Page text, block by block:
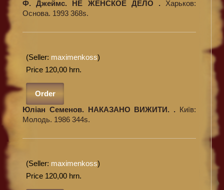
Ф. Джеймс. НЕ ЖЕНСКОЕ ДЕЛО . Харьков:
Основа. 1993 368s.
(Seller: maximenkoss)
Price 120,00 hrn.
Order
Юліан Семенов. НАКАЗАНО ВИЖИТИ. . Київ:
Молодь. 1986 344s.
(Seller: maximenkoss)
Price 120,00 hrn.